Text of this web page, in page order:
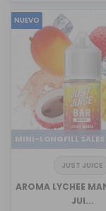
NUEVO
MINI-LONGFILL SALES
JUST JUICE
AROMA LYCHEE
JUI...